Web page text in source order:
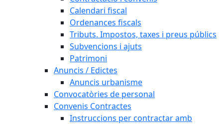
Calendari fiscal
Ordenances fiscals
Tributs. Impostos, taxes i preus públics
Subvencions i ajuts
Patrimoni
Anuncis / Edictes
Anuncis urbanisme
Convocatòries de personal
Convenis Contractes
Instruccions per contractar amb